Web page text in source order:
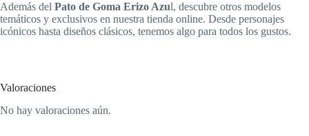
Además del Pato de Goma Erizo Azul, descubre otros modelos
temáticos y exclusivos en nuestra tienda online. Desde personajes
icónicos hasta diseños clásicos, tenemos algo para todos los gustos.
Valoraciones
No hay valoraciones aún.